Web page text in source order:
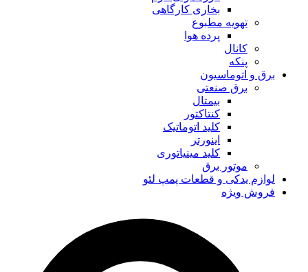
بخاری کارگاهی
تهویه مطبوع
پرده هوا
کانال
پنکه
برق و اتوماسیون
برق صنعتی
بیمتال
کنتاکتور
کلید اتوماتیک
اینورتر
کلید مینیاتوری
موتور برق
لوازم یدکی و قطعات پمپ لئو
فروش ویژه